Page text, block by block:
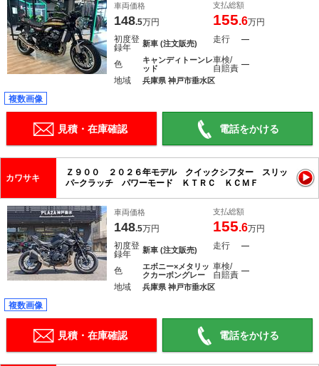
車両価格
148.5万円
支払総額
155.6万円
初度登
録年
新車 (注文販売) 走行 ―
色
キャンディトーンレ
ッド
車検/
自賠責 ―
地域 兵庫県 神戸市垂水区
複数画像
見積・在庫確認 電話をかける
カワサキ
Ｚ９００ ２０２６年モデル クイックシフター スリッ
パ−クラッチ パワーモード ＫＴＲＣ ＫＣＭＦ
車両価格
148.5万円
支払総額
155.6万円
初度登
録年
新車 (注文販売) 走行 ―
色
エボニー×メタリッ
クカーボングレー
車検/
自賠責 ―
地域 兵庫県 神戸市垂水区
複数画像
見積・在庫確認 電話をかける